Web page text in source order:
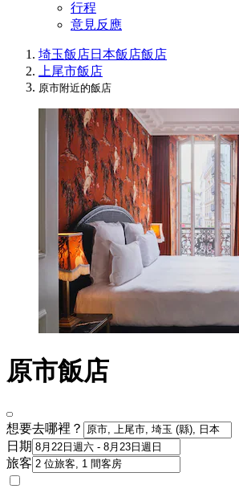
行程
意見反應
埼玉飯店日本飯店飯店
上尾市飯店
原市附近的飯店
原市飯店
想要去哪裡？
日期
旅客